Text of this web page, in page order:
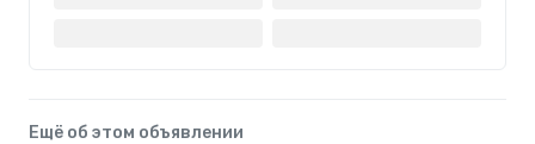
Ещё об этом объявлении